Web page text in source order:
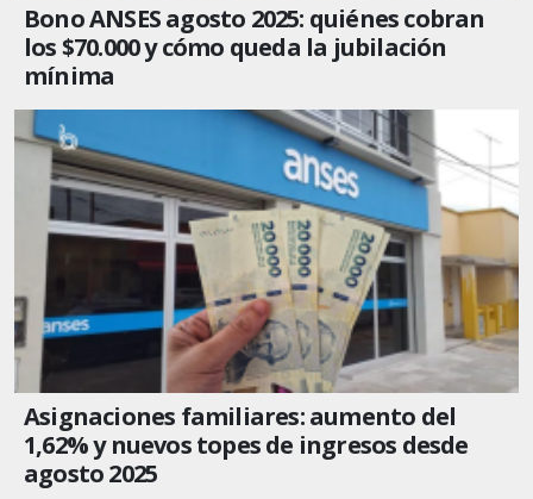
Bono ANSES agosto 2025: quiénes cobran
los $70.000 y cómo queda la jubilación
mínima
Asignaciones familiares: aumento del
1,62% y nuevos topes de ingresos desde
agosto 2025